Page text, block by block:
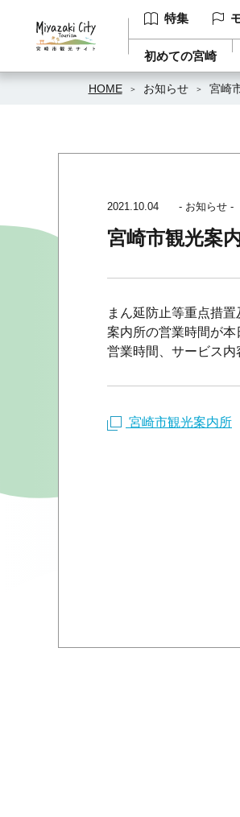
特集
初めての宮崎
HOME お知らせ 宮崎
2021.10.04 - お知らせ -
宮崎市観光案
まん延防止等重点措
案内所の営業時間が本
営業時間、サービス内
宮崎市観光案内所